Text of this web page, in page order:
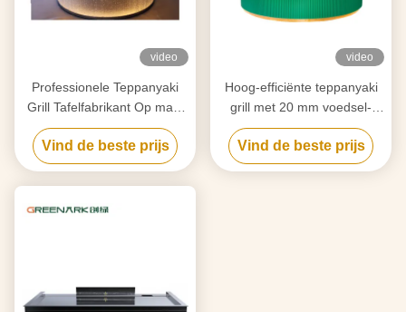
video
Professionele Teppanyaki
Grill Tafelfabrikant Op maat
gemaakt met gratis ontwerp
Betrouwbare Hibachi Grill
Apparatuurleverancier
Vind de beste prijs
video
Hoog-efficiënte teppanyaki
grill met 20 mm voedsel-
grade legering staal
countertop & slimme
verwarming
Vind de beste prijs